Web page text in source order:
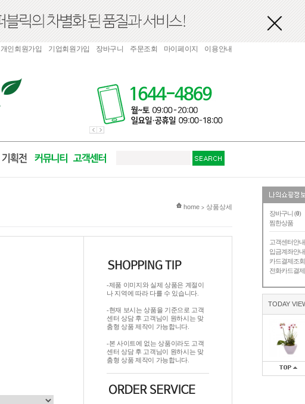
장바구니 (0)
찜한상품
고객센터안내
입금계좌안내
카드결제조회
전화카드결제
TODAY
개인회원가입 기업회원가입 장바구니 주문조회 마이페이지 이용안내
현재 위치
home > 상품상세
-제품 이미지와 실제 상품은 계절이
나 지역에 따라 다를 수 있습니다.
-현재 보시는 상품을 기준으로 고객
센터 상담 후 고객님이 원하시는 맞
춤형 상품 제작이 가능합니다.
-본 사이트에 없는 상품이라도 고객
센터 상담 후 고객님이 원하시는 맞
춤형 상품 제작이 가능합니다.